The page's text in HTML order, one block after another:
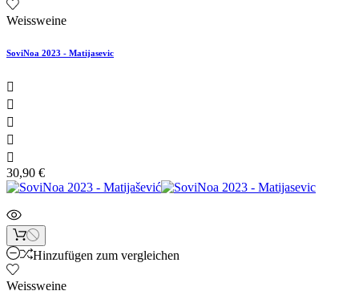
Weissweine
SoviNoa 2023 - Matijasevic





30,90 €
Hinzufügen zum vergleichen
Weissweine